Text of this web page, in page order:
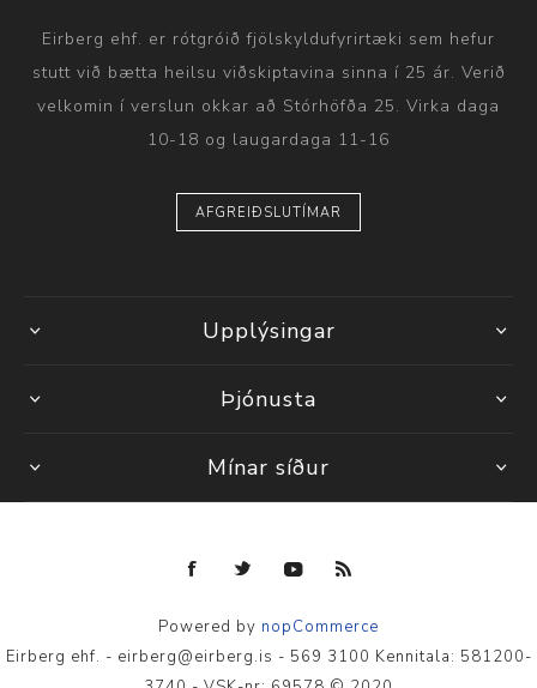
Eirberg ehf. er rótgróið fjölskyldufyrirtæki sem hefur
stutt við bætta heilsu viðskiptavina sinna í 25 ár. Verið
velkomin í verslun okkar að Stórhöfða 25. Virka daga
10-18 og laugardaga 11-16
AFGREIÐSLUTÍMAR
Upplýsingar
Þjónusta
Mínar síður
Powered by nopCommerce
Eirberg ehf. - eirberg@eirberg.is - 569 3100 Kennitala: 581200-